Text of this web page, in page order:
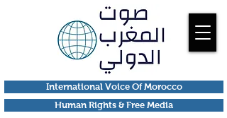
Human Rights & Free Media
International Voice Of Morocco